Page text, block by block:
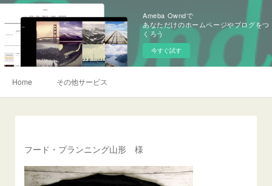
Ameba Owndで
あなただけのホームページやブログをつ
くろう
今すぐ試す
Home その他サービス
フード・プランニング山形 様